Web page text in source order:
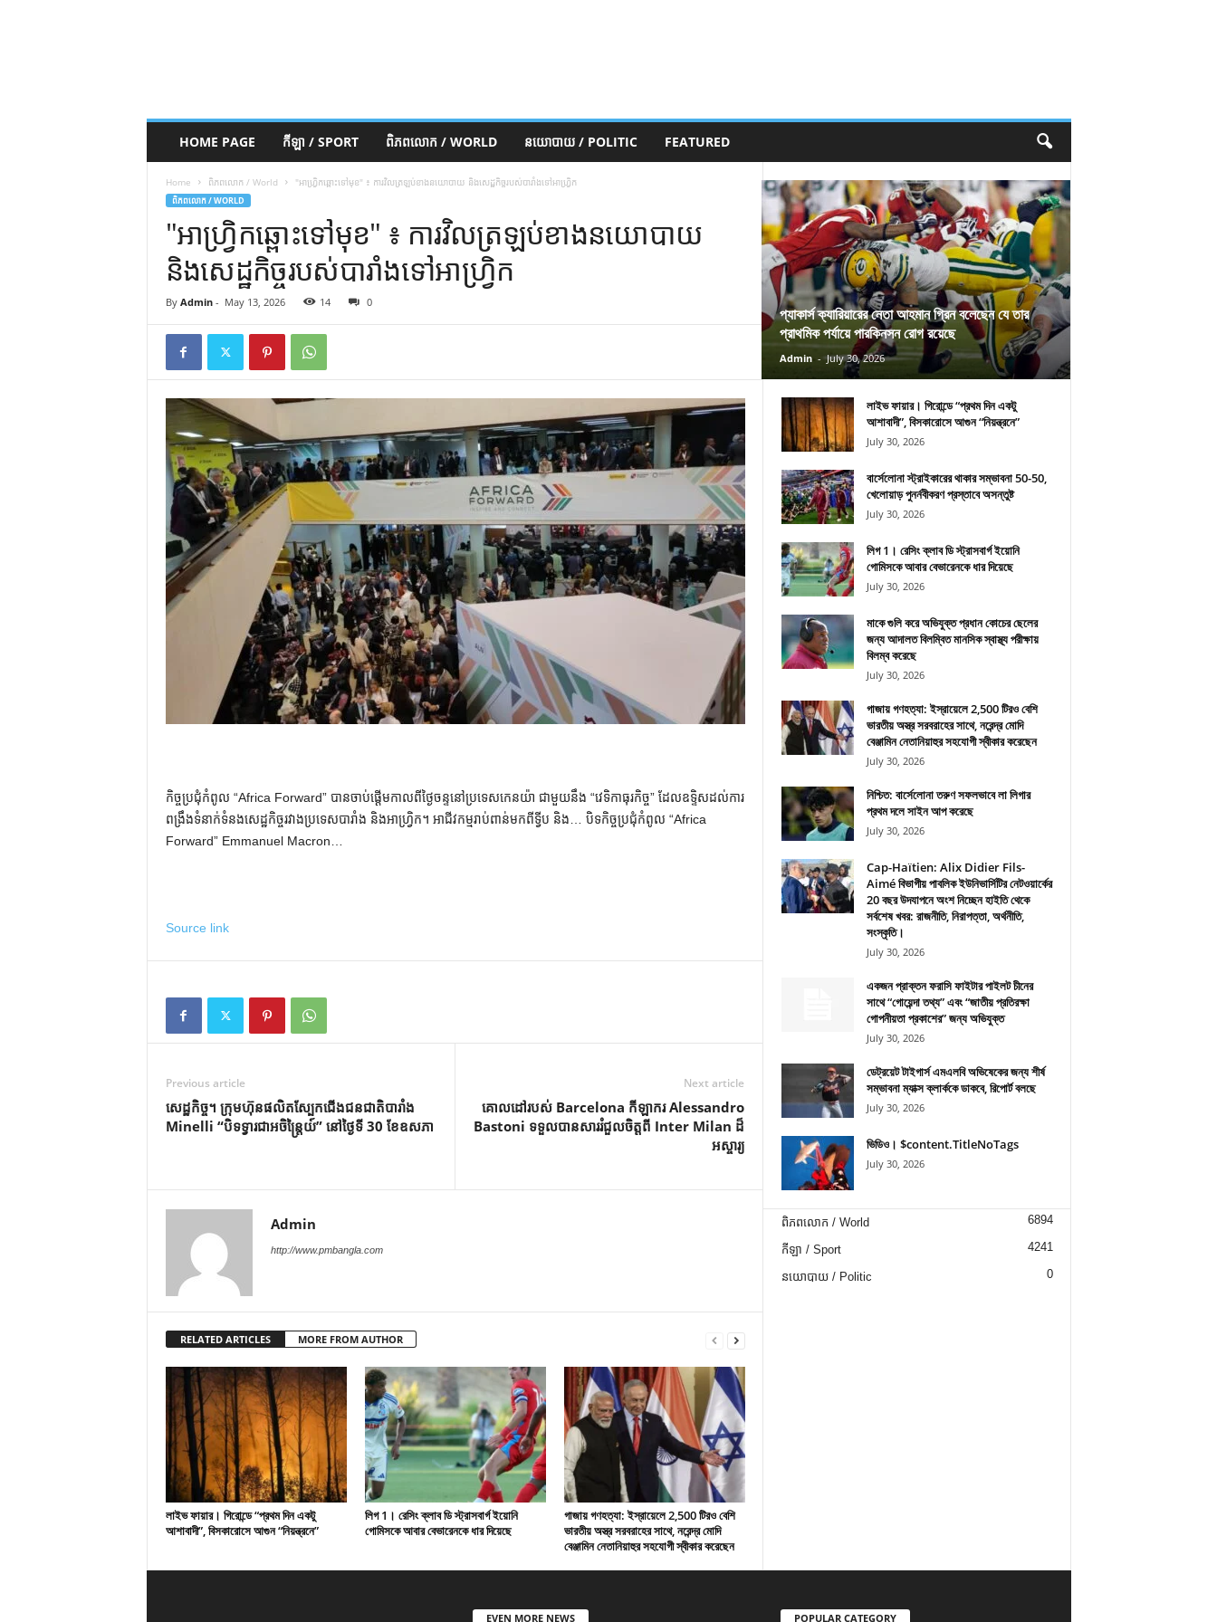
HOME PAGE កីឡា / SPORT ពិភពលោក / WORLD នយោបាយ / POLITIC FEATURED
Home ពិភពលោក / World "អាហ្រ្វិកឆ្ពោះទៅមុខ" ៖ ការ​វិល​ត្រឡប់​ខាង​នយោបាយ និង​សេដ្ឋកិច្ច​របស់​បារាំង​ទៅ​អាហ្វ្រិក
ពិភពលោក / WORLD
"អាហ្រ្វិកឆ្ពោះទៅមុខ" ៖ ការ​វិល​ត្រឡប់​ខាង​នយោបាយ
និង​សេដ្ឋកិច្ច​របស់​បារាំង​ទៅ​អាហ្វ្រិក
By Admin- May 13, 2026 14 0
កិច្ចប្រជុំកំពូល “Africa Forward” បានចាប់ផ្តើមកាលពីថ្ងៃចន្ទនៅប្រទេសកេនយ៉ា ជាមួយនឹង “វេទិកាធុរកិច្ច” ដែលឧទ្ទិសដល់ការ
ពង្រឹងទំនាក់ទំនងសេដ្ឋកិច្ចរវាងប្រទេសបារាំង និងអាហ្វ្រិក។ អាជីវកម្មរាប់ពាន់មកពីទ្វីប និង… បិទកិច្ចប្រជុំកំពូល “Africa
Forward” Emmanuel Macron…
Source link
Previous article
សេដ្ឋកិច្ច។ ក្រុមហ៊ុនផលិតស្បែកជើងជនជាតិបារាំង
Minelli “បិទទ្វារជាអចិន្ត្រៃយ៍” នៅថ្ងៃទី 30 ខែឧសភា
Next article
គោលដៅរបស់ Barcelona កីឡាករ Alessandro
Bastoni ទទួលបានសាររំជួលចិត្តពី Inter Milan ដ៏
អស្ចារ្យ
Admin
http://www.pmbangla.com
RELATED ARTICLES MORE FROM AUTHOR
লাইভ ফায়ার। গিরোন্ডে “প্রথম দিন একটু
আশাবাদী”, বিসকারোসে আগুন “নিয়ন্ত্রনে”
লিগ 1। রেসিং ক্লাব ডি স্ট্রাসবার্গ ইয়োনি
গোমিসকে আবার বেভারেনকে ধার দিয়েছে
গাজায় গণহত্যা: ইস্রায়েলে 2,500 টিরও বেশি
ভারতীয় অস্ত্র সরবরাহের সাথে, নরেন্দ্র মোদি
বেঞ্জামিন নেতানিয়াহুর সহযোগী স্বীকার করেছেন
প্যাকার্স ক্যারিয়ারের নেতা আহমান গ্রিন বলেছেন যে তার
প্রাথমিক পর্যায়ে পারকিনসন রোগ রয়েছে
Admin - July 30, 2026
লাইভ ফায়ার। গিরোন্ডে “প্রথম দিন একটু
আশাবাদী”, বিসকারোসে আগুন “নিয়ন্ত্রনে”
July 30, 2026
বার্সেলোনা স্ট্রাইকারের থাকার সম্ভাবনা 50-50,
খেলোয়াড় পুনর্নবীকরণ প্রস্তাবে অসন্তুষ্ট
July 30, 2026
লিগ 1। রেসিং ক্লাব ডি স্ট্রাসবার্গ ইয়োনি
গোমিসকে আবার বেভারেনকে ধার দিয়েছে
July 30, 2026
মাকে গুলি করে অভিযুক্ত প্রধান কোচের ছেলের
জন্য আদালত বিলম্বিত মানসিক স্বাস্থ্য পরীক্ষায়
বিলম্ব করেছে
July 30, 2026
গাজায় গণহত্যা: ইস্রায়েলে 2,500 টিরও বেশি
ভারতীয় অস্ত্র সরবরাহের সাথে, নরেন্দ্র মোদি
বেঞ্জামিন নেতানিয়াহুর সহযোগী স্বীকার করেছেন
July 30, 2026
নিশ্চিত: বার্সেলোনা তরুণ সফলভাবে লা লিগার
প্রথম দলে সাইন আপ করেছে
July 30, 2026
Cap-Haïtien: Alix Didier Fils-
Aimé বিভাগীয় পাবলিক ইউনিভার্সিটির নেটওয়ার্কের
20 বছর উদযাপনে অংশ নিচ্ছেন হাইতি থেকে
সর্বশেষ খবর: রাজনীতি, নিরাপত্তা, অর্থনীতি,
সংস্কৃতি।
July 30, 2026
একজন প্রাক্তন ফরাসি ফাইটার পাইলট চীনের
সাথে “গোয়েন্দা তথ্য” এবং “জাতীয় প্রতিরক্ষা
গোপনীয়তা প্রকাশের” জন্য অভিযুক্ত
July 30, 2026
ডেট্রয়েট টাইগার্স এমএলবি অভিষেকের জন্য শীর্ষ
সম্ভাবনা ম্যাক্স ক্লার্ককে ডাকবে, রিপোর্ট বলছে
July 30, 2026
ভিডিও। $content.TitleNoTags
July 30, 2026
ពិភពលោក / World 6894
កីឡា / Sport 4241
នយោបាយ / Politic 0
EVEN MORE NEWS POPULAR CATEGORY